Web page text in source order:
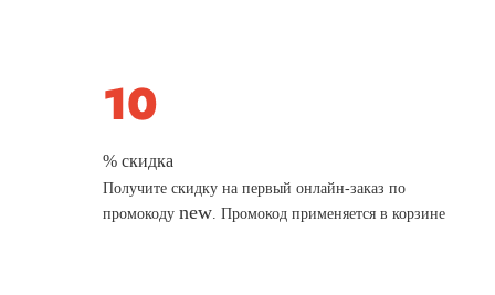
% скидка
Получите скидку на первый онлайн-заказ по
промокодуnew. Промокод применяется в корзине